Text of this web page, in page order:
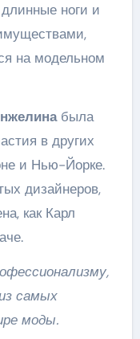
ноги и
на модельном
была
в других
и Нью-Йорке.
дизайнеров,
как Карл
самых
моды.